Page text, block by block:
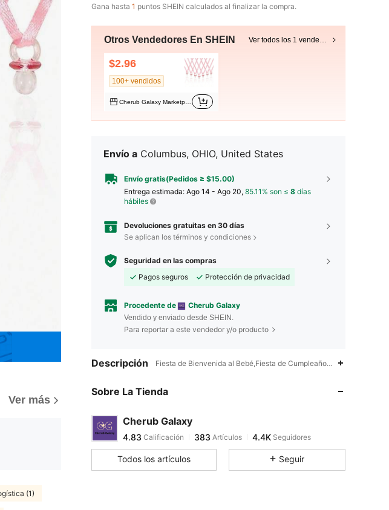
Ver más
(1)
Gana hasta 1 puntos SHEIN calculados al finalizar la compra.
Otros Vendedores En SHEIN Ver todos los 1 vendedores
$2.96
100+ vendidos
Envío a Columbus, OHIO, United States
Envío gratis(Pedidos ≥ $15.00)
Entrega estimada: Ago 14 - Ago 20, 85.11% son ≤ 8 días
hábiles
Devoluciones gratuitas en 30 días
Se aplican los términos y condiciones
Seguridad en las compras
Pagos seguros
Protección de privacidad
Procedente de Cherub Galaxy
Vendido y enviado desde SHEIN.
Para reportar a este vendedor y/o producto
Descripción Fiesta de Bienvenida al Bebé,Fiesta de Cumpleaños,Fiesta
Sobre La Tienda
Cherub Galaxy
4.83
4.83
a***7pagó Hace 1 día
4.83
Todos los artículos Seguir